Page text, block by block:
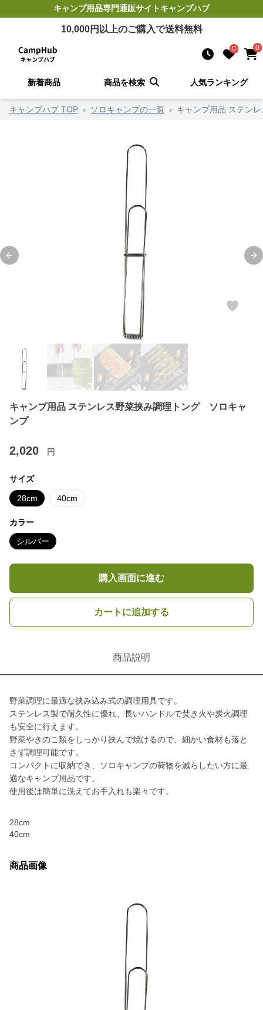
キャンプ用品専門通販サイトキャンプハブ
10,000円以上のご購入で送料無料
0 0
新着商品 商品を検索 人気ランキング
キャンプハブ TOP › ソロキャンプの一覧 › キャンプ用品 ステン
Previous slide
キャンプ用品 ステンレス野菜挟み調理トング ソロキャ
ンプ
2,020 円
サイズ
28cm 40cm
カラー
シルバー
購入画面に進む
カートに追加する
商品説明
野菜調理に最適な挟み込み式の調理用具です。
ステンレス製で耐久性に優れ、長いハンドルで焚き火や炭火調理
も安全に行えます。
野菜やきのこ類をしっかり挟んで焼けるので、細かい食材も落と
さず調理可能です。
コンパクトに収納でき、ソロキャンプの荷物を減らしたい方に最
適なキャンプ用品です。
使用後は簡単に洗えてお手入れも楽々です。
28cm
40cm
商品画像